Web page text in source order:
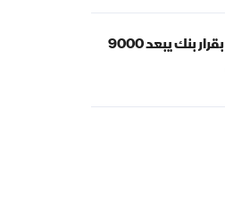
لماذا يهتم الفلسطيني بقرار بنك يبعد 9000